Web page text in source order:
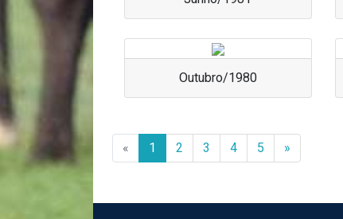
Outubro/1980
« 1 2 3 4 5 »